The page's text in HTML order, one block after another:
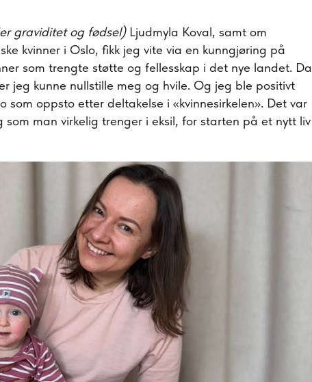
graviditet og fødsel) Ljudmyla Koval, samt om
kvinner i Oslo, fikk jeg vite via en kunngjøring på
som trengte støtte og fellesskap i det nye landet. Da
jeg kunne nullstille meg og hvile. Og jeg ble positivt
som oppsto etter deltakelse i «kvinnesirkelen». Det var
man virkelig trenger i eksil, for starten på et nytt liv